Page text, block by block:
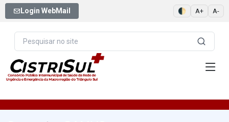
Login WebMail 🌓 A+ A-